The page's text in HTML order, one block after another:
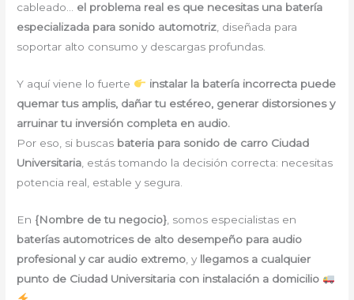
cableado… el problema real es que necesitas una batería
especializada para sonido automotriz, diseñada para
soportar alto consumo y descargas profundas.
Y aquí viene lo fuerte
instalar la batería incorrecta puede
quemar tus amplis, dañar tu estéreo, generar distorsiones y
arruinar tu inversión completa en audio.
Por eso, si buscas bateria para sonido de carro Ciudad
Universitaria , estás tomando la decisión correcta: necesitas
potencia real, estable y segura.
En {Nombre de tu negocio} , somos especialistas en
baterías automotrices de alto desempeño para audio
profesional y car audio extremo , y llegamos a cualquier
punto de Ciudad Universitaria con instalación a domicilio